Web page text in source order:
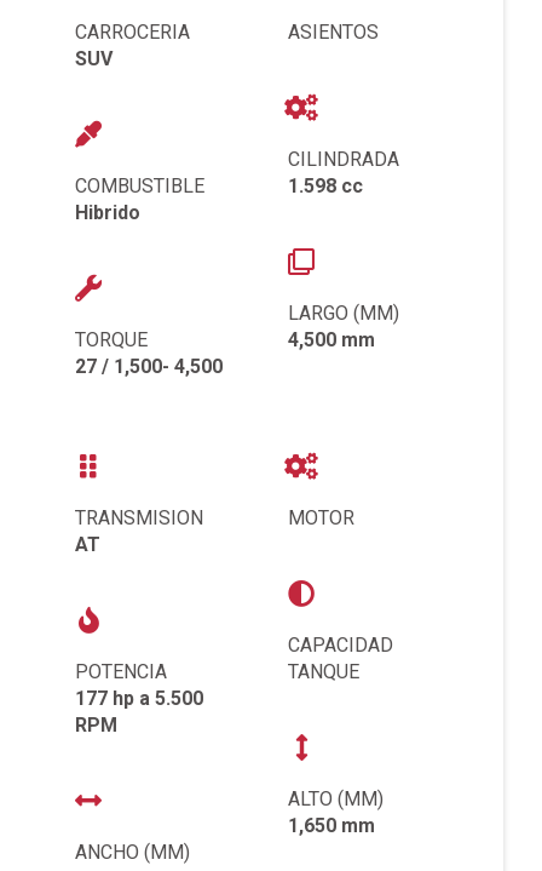
CARROCERIA
SUV
COMBUSTIBLE
Hibrido
TORQUE
27 / 1,500- 4,500
ASIENTOS
CILINDRADA
1.598 cc
LARGO (MM)
4,500 mm
TRANSMISION
AT
POTENCIA
177 hp a 5.500
RPM
ANCHO (MM)
MOTOR
CAPACIDAD
TANQUE
ALTO (MM)
1,650 mm